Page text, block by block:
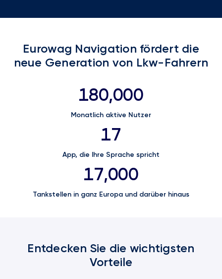
Eurowag Navigation fördert die
neue Generation von Lkw-Fahrern
180,000
Monatlich aktive Nutzer
17
App, die Ihre Sprache spricht
17,000
Tankstellen in ganz Europa und darüber hinaus
Entdecken Sie die wichtigsten
Vorteile